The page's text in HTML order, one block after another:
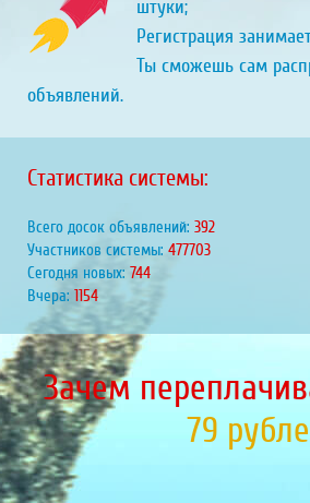
штуки;
Регистрация
Ты сможешь сам
объявлений.
Статистика системы:
Всего досок объявлений: 444
Участников системы: 541393
Сегодня новых: 843
Вчера: 1308
Зачем
79